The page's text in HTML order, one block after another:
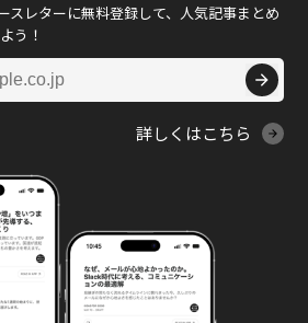
スレターに無料登録して、人気記事まとめ
う！
詳しくはこちら